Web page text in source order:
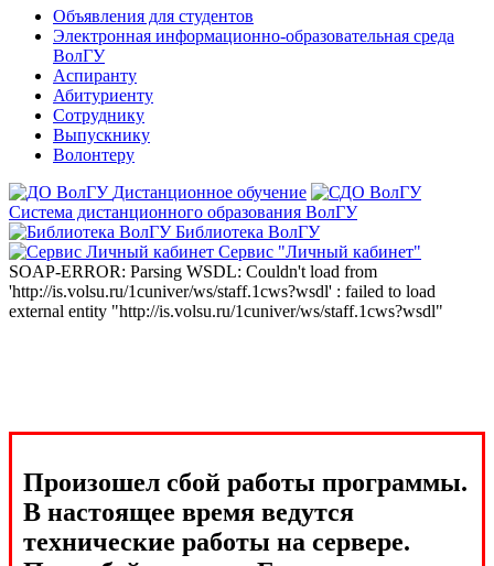
Объявления для студентов
Электронная информационно-образовательная среда
ВолГУ
Аспиранту
Абитуриенту
Сотруднику
Выпускнику
Волонтеру
Дистанционное обучение
Система дистанционного образования ВолГУ
Библиотека ВолГУ
Сервис "Личный кабинет"
SOAP-ERROR: Parsing WSDL: Couldn't load from
'http://is.volsu.ru/1cuniver/ws/staff.1cws?wsdl' : failed to load
external entity "http://is.volsu.ru/1cuniver/ws/staff.1cws?wsdl"
Произошел сбой работы программы.
В настоящее время ведутся
технические работы на сервере.